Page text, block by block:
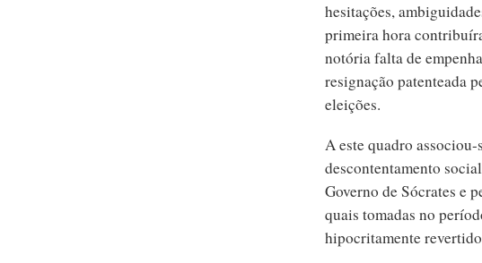
hesitações,
primeira hora
notória falta de
resignação patenteada
eleições.
A este quadro
descontentamento
Governo de Sócrates e
quais tomadas no
hipocritamente